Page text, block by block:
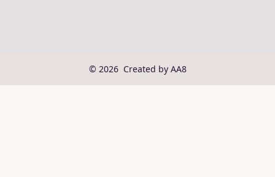
© 2026 Created by AA8